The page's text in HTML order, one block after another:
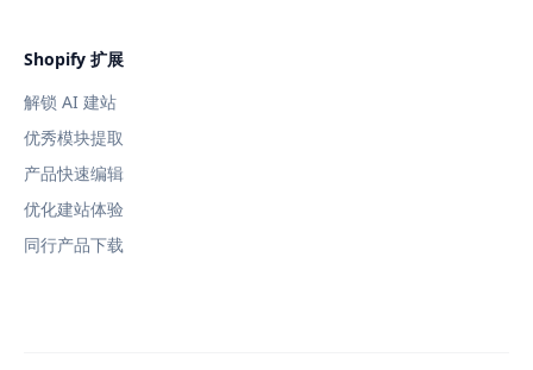
Shopify 扩展
解锁 AI 建站
优秀模块提取
产品快速编辑
优化建站体验
同行产品下载